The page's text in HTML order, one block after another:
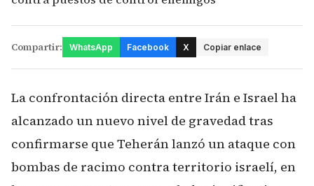
Compartir: WhatsApp Facebook X Copiar enlace
La confrontación directa entre Irán e Israel ha
alcanzado un nuevo nivel de gravedad tras
confirmarse que Teherán lanzó un ataque con
bombas de racimo contra territorio israelí, en